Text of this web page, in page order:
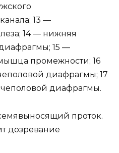
13 —
14 — нижняя
15 —
промежности; 16
диафрагмы; 17
диафрагмы.
проток.
дозревание